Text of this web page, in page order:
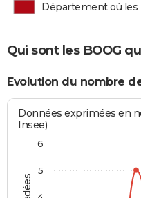
Département où
Qui sont les BOOG
Evolution du nombre
Données exprimées en
Insee)
5
6